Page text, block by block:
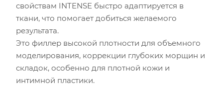
свойствам INTENSE быстро адаптируется в
ткани, что помогает добиться желаемого
результата.
Это филлер высокой плотности для объемного
моделирования, коррекции глубоких морщин и
складок, особенно для плотной кожи и
интимной пластики.